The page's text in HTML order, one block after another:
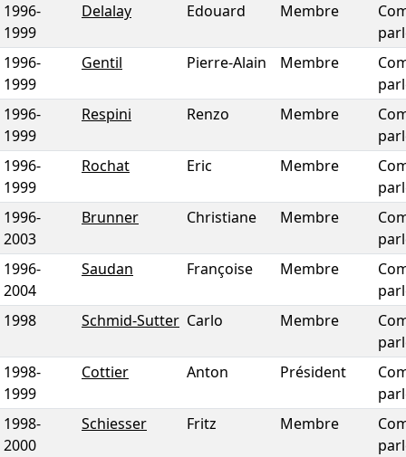
1996-
1999
Delalay Edouard Membre
1996-
1999
Gentil Pierre-Alain Membre
1996-
1999
Respini Renzo Membre
1996-
1999
Rochat Eric Membre
1996-
2003
Brunner Christiane Membre
1996-
2004
Saudan Françoise Membre
1998
Schmid-Sutter Carlo Membre
1998-
1999
Cottier Anton Président
1998-
2000
Schiesser Fritz Membre